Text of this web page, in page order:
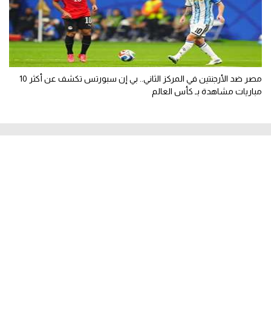
مصر ضد الأرجنتين في المركز الثاني.. بي إن سبورتس تكشف عن أكثر 10
مباريات مشاهدة بـ كأس العالم